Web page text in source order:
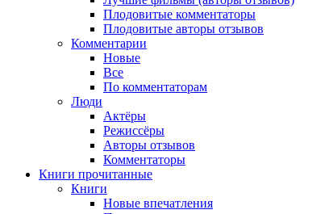
Плодовитые комментаторы
Плодовитые авторы отзывов
Комментарии
Новые
Все
По комментаторам
Люди
Актёры
Режиссёры
Авторы отзывов
Комментаторы
Книги прочитанные
Книги
Новые впечатления